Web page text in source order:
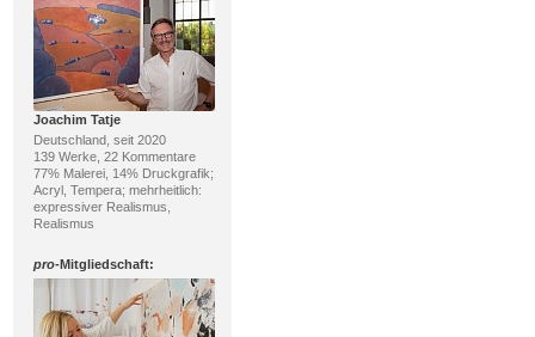
Joachim Tatje
Deutschland, seit 2020
139 Werke, 22 Kommentare
77% Malerei, 14% Druckgrafik;
Acryl, Tempera; mehrheitlich:
expressiver Realismus,
Realismus
pro-Mitgliedschaft: